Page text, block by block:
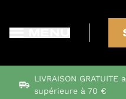
LIVRAISON
supérieure à 70 €